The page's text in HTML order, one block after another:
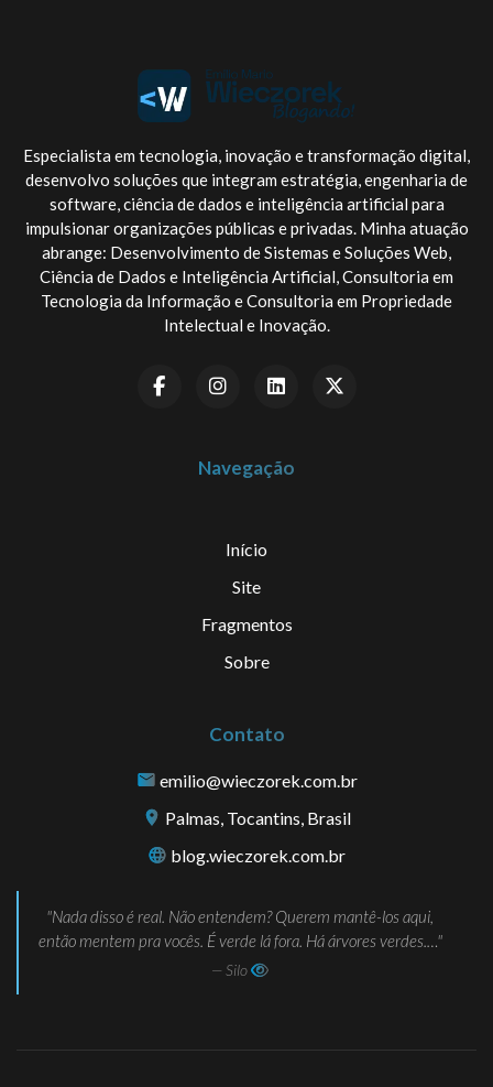
Especialista em tecnologia, inovação e transformação digital,
desenvolvo soluções que integram estratégia, engenharia de
software, ciência de dados e inteligência artificial para
impulsionar organizações públicas e privadas. Minha atuação
abrange: Desenvolvimento de Sistemas e Soluções Web,
Ciência de Dados e Inteligência Artificial, Consultoria em
Tecnologia da Informação e Consultoria em Propriedade
Intelectual e Inovação.
Navegação
Início
Site
Fragmentos
Sobre
Contato
emilio@wieczorek.com.br
Palmas, Tocantins, Brasil
blog.wieczorek.com.br
Nada disso é real. Não entendem? Querem mantê-los aqui,
então mentem pra vocês. É verde lá fora. Há árvores verdes.…
— Silo